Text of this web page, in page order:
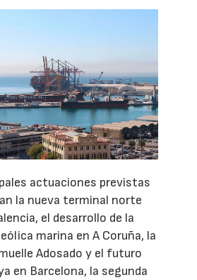
actuaciones previstas
la nueva terminal norte
el desarrollo de la
marina en A Coruña, la
Adosado y el futuro
en Barcelona, la segunda